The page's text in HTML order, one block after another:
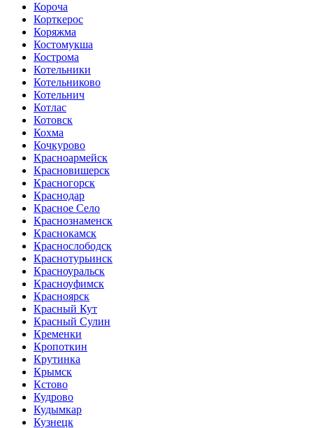
Короча
Корткерос
Коряжма
Костомукша
Кострома
Котельники
Котельниково
Котельнич
Котлас
Котовск
Кохма
Кочкурово
Красноармейск
Красновишерск
Красногорск
Краснодар
Красное Село
Краснознаменск
Краснокамск
Краснослободск
Краснотурьинск
Красноуральск
Красноуфимск
Красноярск
Красный Кут
Красный Сулин
Кременки
Кропоткин
Крутинка
Крымск
Кстово
Кудрово
Кудымкар
Кузнецк